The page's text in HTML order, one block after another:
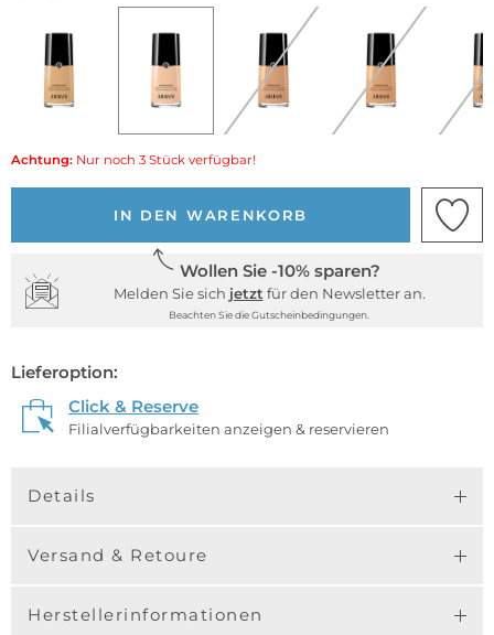
Achtung: Nur noch 3 Stück verfügbar!
IN DEN WARENKORB
Wollen Sie -10% sparen?
Melden Sie sich jetzt für den Newsletter an.
Beachten Sie die Gutscheinbedingungen.
Lieferoption:
Click & Reserve
Filialverfügbarkeiten anzeigen & reservieren
Details
Versand & Retoure
Herstellerinformationen